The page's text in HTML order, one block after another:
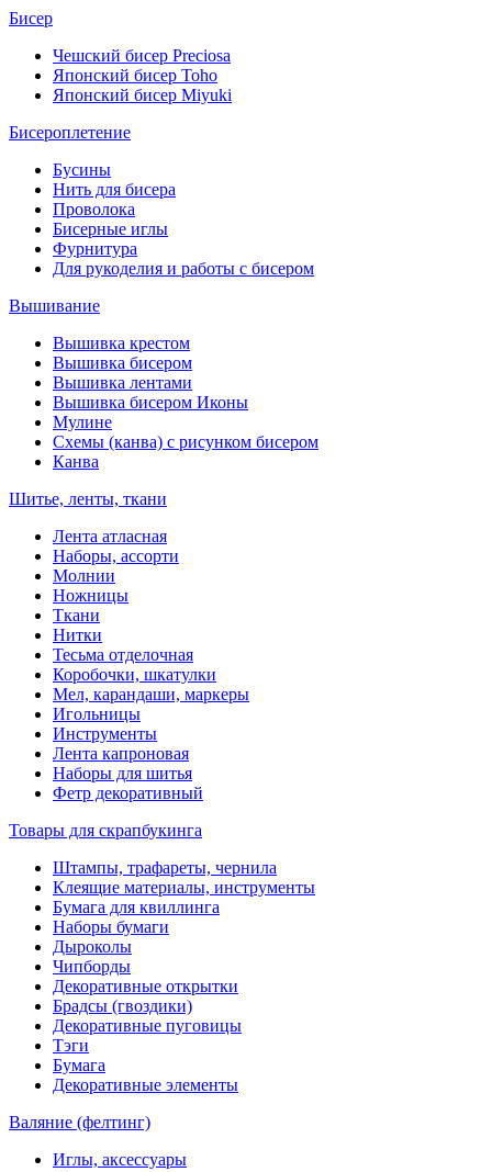
Бисер
Чешский бисер Preciosa
Японский бисер Toho
Японский бисер Miyuki
Бисероплетение
Бусины
Нить для бисера
Проволока
Бисерные иглы
Фурнитура
Для рукоделия и работы с бисером
Вышивание
Вышивка крестом
Вышивка бисером
Вышивка лентами
Вышивка бисером Иконы
Мулине
Схемы (канва) с рисунком бисером
Канва
Шитье, ленты, ткани
Лента атласная
Наборы, ассорти
Молнии
Ножницы
Ткани
Нитки
Тесьма отделочная
Коробочки, шкатулки
Мел, карандаши, маркеры
Игольницы
Инструменты
Лента капроновая
Наборы для шитья
Фетр декоративный
Товары для скрапбукинга
Штампы, трафареты, чернила
Клеящие материалы, инструменты
Бумага для квиллинга
Наборы бумаги
Дыроколы
Чипборды
Декоративные открытки
Брадсы (гвоздики)
Декоративные пуговицы
Тэги
Бумага
Декоративные элементы
Валяние (фелтинг)
Иглы, аксессуары